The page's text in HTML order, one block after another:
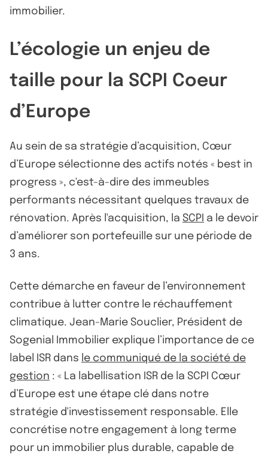
immobilier.
L’écologie un enjeu de
taille pour la SCPI Coeur
d’Europe
Au sein de sa stratégie d’acquisition, Cœur
d’Europe sélectionne des actifs notés « best in
progress », c'est-à-dire des immeubles
performants nécessitant quelques travaux de
rénovation. Après l'acquisition, la SCPI a le devoir
d’améliorer son portefeuille sur une période de
3 ans.
Cette démarche en faveur de l’environnement
contribue à lutter contre le réchauffement
climatique. Jean-Marie Souclier, Président de
Sogenial Immobilier explique l’importance de ce
label ISR dans le communiqué de la société de
gestion : « La labellisation ISR de la SCPI Cœur
d’Europe est une étape clé dans notre
stratégie d'investissement responsable. Elle
concrétise notre engagement à long terme
pour un immobilier plus durable, capable de